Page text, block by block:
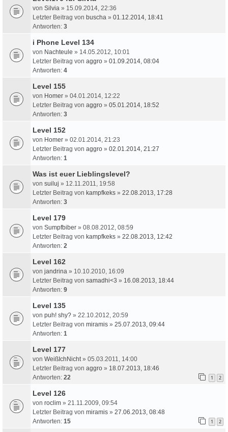
von Silvia » 15.09.2014, 22:36
Letzter Beitrag von buscha » 01.12.2014, 18:41
Antworten: 3
i Phone Level 134
von Nachteule » 14.05.2012, 10:01
Letzter Beitrag von aggro » 01.09.2014, 08:04
Antworten: 4
Level 155
von Homer » 04.01.2014, 12:22
Letzter Beitrag von aggro » 05.01.2014, 18:52
Antworten: 3
Level 152
von Homer » 02.01.2014, 21:23
Letzter Beitrag von aggro » 02.01.2014, 21:27
Antworten: 1
Was ist euer Lieblingslevel?
von suiluj » 12.11.2011, 19:58
Letzter Beitrag von kampfkeks » 22.08.2013, 17:28
Antworten: 3
Level 179
von Sumpfbiber » 08.08.2012, 08:59
Letzter Beitrag von kampfkeks » 22.08.2013, 12:42
Antworten: 2
Level 162
von jandrina » 10.10.2010, 16:09
Letzter Beitrag von samadhi<3 » 16.08.2013, 18:44
Antworten: 9
Level 135
von puh! shy? » 22.10.2012, 20:59
Letzter Beitrag von miramis » 25.07.2013, 09:44
Antworten: 1
Level 177
von WeißIchNicht» 05.03.2011, 14:00
Letzter Beitrag von aggro » 18.07.2013, 18:46
Antworten: 22 1 2
Level 126
von roclim » 21.11.2009, 09:54
Letzter Beitrag von miramis » 27.06.2013, 08:48
Antworten: 15 1 2